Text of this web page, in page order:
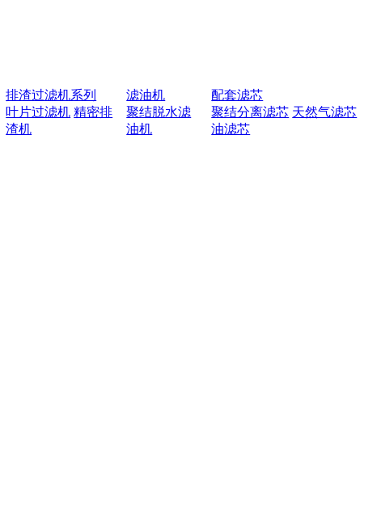
排渣过滤机系列
叶片过滤机 精密排
渣机
滤油机
聚结脱水滤
油机
配套滤芯
聚结分离滤芯 天然气滤芯
油滤芯